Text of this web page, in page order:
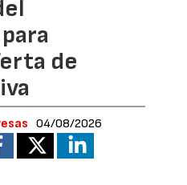
de
04/08/2026